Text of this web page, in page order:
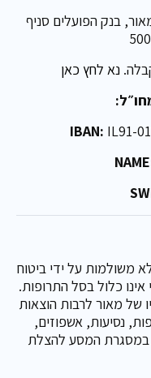
בנק הפועלים סניף
נא לחץ כאן
IBAN: IL91-
משולמות על ידי ביטוח
אינו כלול בסל התרופות.
של מאור לרבות הוצאות
נסיעות, אשפוזים,
במסגרת המסע להצלת